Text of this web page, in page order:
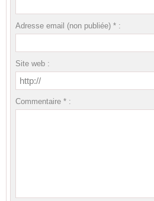
Adresse email (non publiée) * :
Site web :
Commentaire * :